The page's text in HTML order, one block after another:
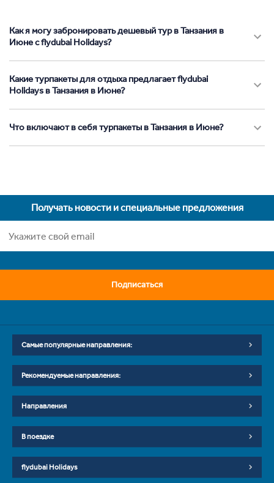
Как я могу забронировать дешевый тур в Танзания в
Июне с flydubai Holidays?
Какие турпакеты для отдыха предлагает flydubai
Holidays в Танзания в Июне?
Что включают в себя турпакеты в Танзания в Июне?
Получать новости и специальные предложения
Подписаться
Самые популярные направления:
Рекомендуемые направления:
Направления
В поездке
flydubai Holidays